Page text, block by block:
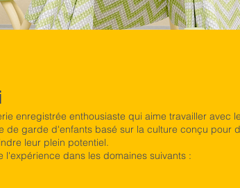
enregistrée enthousiaste qui aime travailler avec
de garde d'enfants basé sur la culture conçu pour
leur plein potentiel.
dans les domaines suivants :